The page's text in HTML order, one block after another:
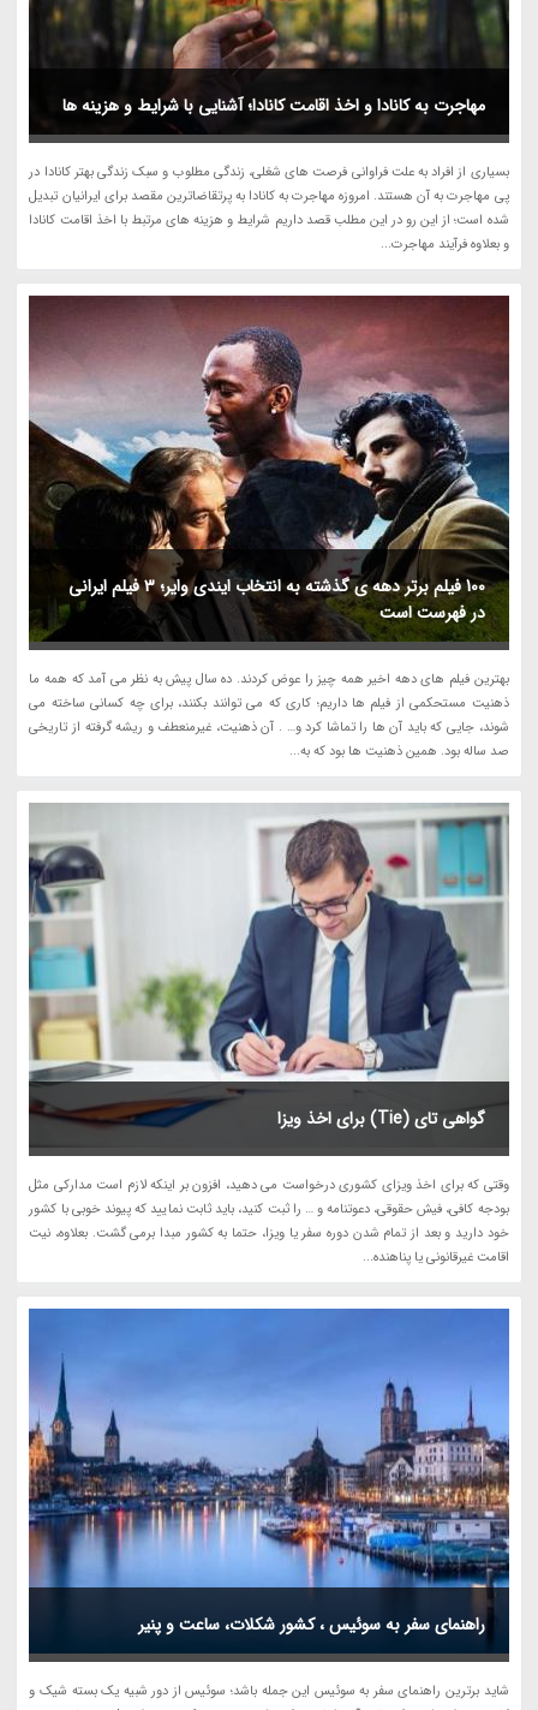
مهاجرت به کانادا و اخذ اقامت کانادا؛ آشنایی با شرایط و هزینه ها
بسیاری از افراد به علت فراوانی فرصت های شغلی، زندگی مطلوب و سبک زندگی بهتر کانادا در
پی مهاجرت به آن هستند. امروزه مهاجرت به کانادا به پرتقاضاترین مقصد برای ایرانیان تبدیل
شده است؛ از این رو در این مطلب قصد داریم شرایط و هزینه های مرتبط با اخذ اقامت کانادا
و بعلاوه فرآیند مهاجرت...
100 فیلم برتر دهه ی گذشته به انتخاب ایندی وایر؛ 3 فیلم ایرانی
در فهرست است
بهترین فیلم های دهه اخیر همه چیز را عوض کردند. ده سال پیش به نظر می آمد که همه ما
ذهنیت مستحکمی از فیلم ها داریم؛ کاری که می توانند بکنند، برای چه کسانی ساخته می
شوند، جایی که باید آن ها را تماشا کرد و… . آن ذهنیت، غیرمنعطف و ریشه گرفته از تاریخی
صد ساله بود. همین ذهنیت ها بود که به...
گواهی تای (Tie) برای اخذ ویزا
وقتی که برای اخذ ویزای کشوری درخواست می دهید، افزون بر اینکه لازم است مدارکی مثل
بودجه کافی، فیش حقوقی، دعوتنامه و … را ثبت کنید، باید ثابت نمایید که پیوند خوبی با کشور
خود دارید و بعد از تمام شدن دوره سفر یا ویزا، حتما به کشور مبدا برمی گشت. بعلاوه، نیت
اقامت غیرقانونی یا پناهنده...
راهنمای سفر به سوئیس ، کشور شکلات، ساعت و پنیر
شاید برترین راهنمای سفر به سوئیس این جمله باشد؛ سوئیس از دور شبیه یک بسته شیک و